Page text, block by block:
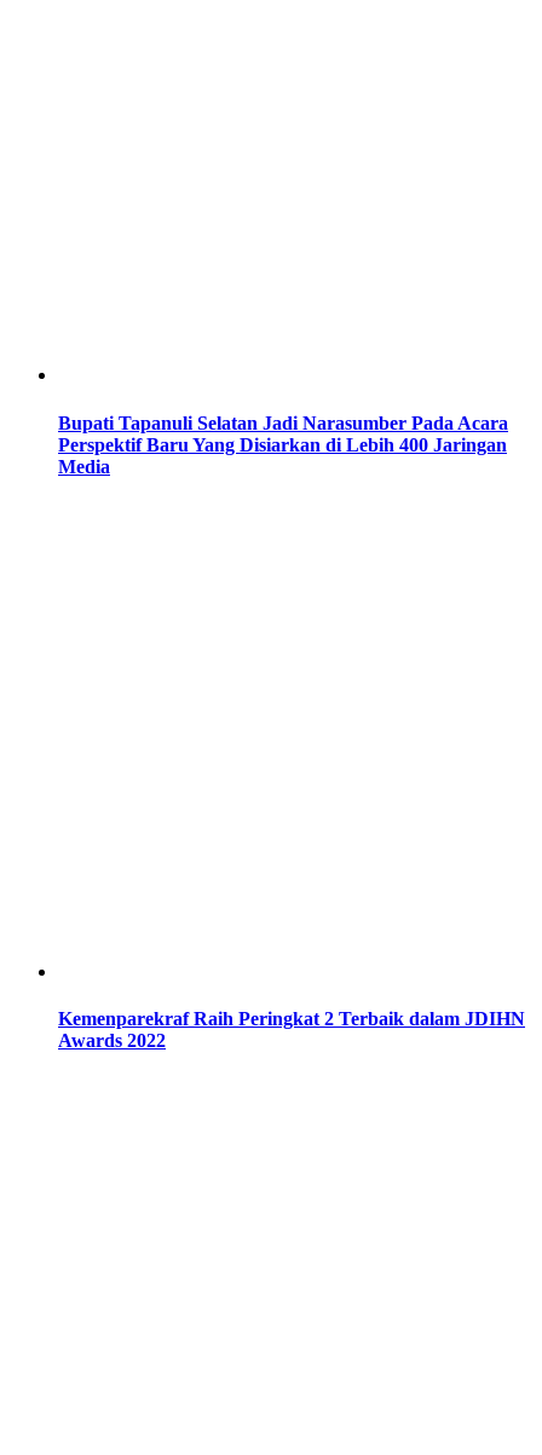
Bupati Tapanuli Selatan Jadi Narasumber Pada Acara
Perspektif Baru Yang Disiarkan di Lebih 400 Jaringan
Media
Kemenparekraf Raih Peringkat 2 Terbaik dalam JDIHN
Awards 2022